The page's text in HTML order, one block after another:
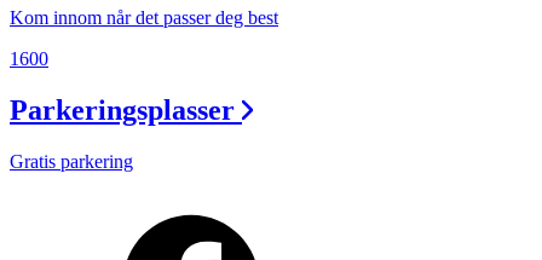
Kom innom når det passer deg best
1600
Parkeringsplasser
Gratis parkering